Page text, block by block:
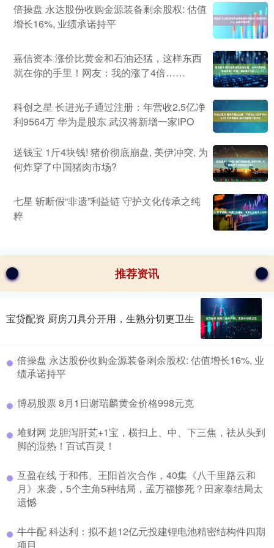
倍操盘 永达股份收购金源装备剩余股权: 估值
增长16%, 业绩承诺持平
嘉信资本 涨价比黄金和石油还猛，这样东西
就在你的手里！网友：我的涨了4倍……
科创之星 长进光子通过注册：年营收2.5亿净
利9564万 华为是股东 武汉将新增一家IPO
送钱宝 1斤4块钱! 猪价彻底崩盘, 美伊冲突, 为
何炸穿了中国猪肉市场?
七星 斩断假“非遗”利益链 守护文化传承之纯
粹
推荐资讯
宝贷配资 厨房刀具分开用，生熟分切更卫生
倍操盘 永达股份收购金源装备剩余股权: 估值增长16%, 业
绩承诺持平
博易股票 8月1日谢瑞麟黄金价格998元克
堆财网 龙胆泻肝芄+1宝，横扫上、中、下三焦，祛从头到
脚的湿热！百试百灵！
互盈在线 于和伟、王阳首次合作，40集《八千里路云和
月》来袭，5个主角5种结局，孟万福惨死？田家泰结局太
遗憾
牛牛配 科达利：拟不超12亿元投建锂电池精密结构件四期
项目